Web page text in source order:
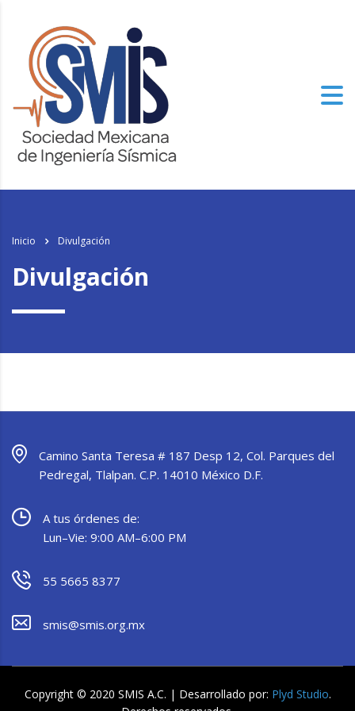
Inicio Divulgación
Divulgación
Camino Santa Teresa # 187 Desp 12, Col. Parques del
Pedregal, Tlalpan. C.P. 14010 México D.F.
A tus órdenes de:
Lun–Vie: 9:00 AM–6:00 PM
55 5665 8377
smis@smis.org.mx
Copyright © 2020 SMIS A.C. | Desarrollado por: Plyd Studio.